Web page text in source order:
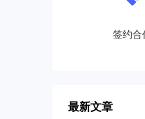
签约合
最新文章